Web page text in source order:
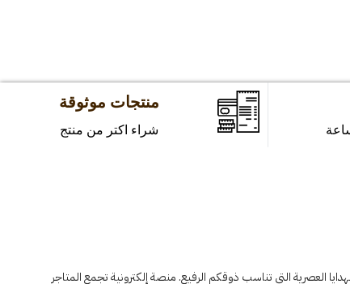
منتجات موثوقة
شراء اكتر من منتج
العصرية التي تناسب ذوقكم الرفيع. منصة إلكترونية تجمع المتاجر